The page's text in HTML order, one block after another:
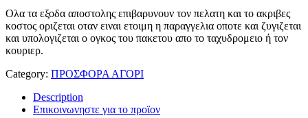
Ολα τα εξοδα αποστολης επιβαρυνουν τον πελατη και το ακριβες
κοστος οριζεται οταν ειναι ετοιμη η παραγγελια οποτε και ζυγιζεται
και υπολογιζεται ο ογκος του πακετου απο το ταχυδρομειο ή τον
κουριερ.
Category: ΠΡΟΣΦΟΡΑ ΑΓΟΡΙ
Description
Επικοινωνηστε για το προϊoν